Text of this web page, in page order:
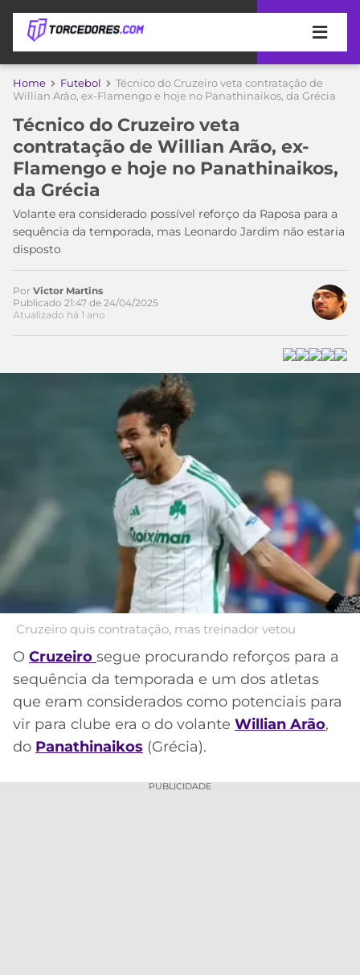
APOSTAS
DE
APOSTA
MELHORES
SITES
DE
APOSTAS
CÓDIGO
PROMOCIONAL
BETBOOM
INDICAÇÃO
BETANO
MELHORES
ONLINE
MELHORES
CASSINOS
ONLINE
2026
COPA
DO
MUNDO
TIMES
TIME
PALMEIRAS
CORINTHIANS
SANTOS
FLAMENGO
FLUMINENSE
BOTAFOGO
VASCO
GRÊMIO
BRASILEIRÃO
SÉRIE
LIBERTADORES
PREMIER
LEAGUE
SUL-
AMERICANA
LIGA
DOS
CAMPEÕES
LALIGA
MÍDIA
ESPORTIVA
Home Futebol
Técnico do Cruzeiro veta contratação de
Willian Arão, ex-Flamengo e hoje no Panathinaikos, da Grécia
Técnico do Cruzeiro veta
contratação de Willian Arão, ex-
Flamengo e hoje no Panathinaikos,
da Grécia
Volante era considerado possível reforço da Raposa para a
sequência da temporada, mas Leonardo Jardim não estaria
disposto
Por Victor Martins
Publicado 21:47 de 24/04/2025
Atualizado há 1 ano
Cruzeiro quis contratação, mas treinador vetou
O Cruzeiro segue procurando reforços para a
sequência da temporada e um dos atletas
que eram considerados como potenciais para
vir para clube era o do volante Willian Arão,
do Panathinaikos (Grécia).
PUBLICIDADE